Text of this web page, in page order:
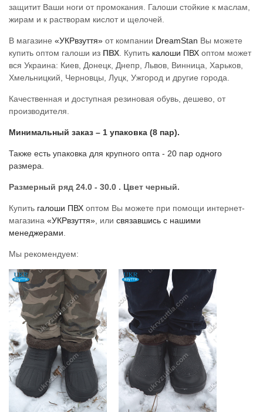
защитит Ваши ноги от промокания. Галоши стойкие к маслам,
жирам и к растворам кислот и щелочей.
В магазине «УКРвзуття» от компании DreamStan Вы можете
купить оптом галоши из ПВХ . Купить калоши ПВХ оптом может
вся Украина: Киев, Донецк, Днепр, Львов, Винница, Харьков,
Хмельницкий, Черновцы, Луцк, Ужгород и другие города.
Качественная и доступная резиновая обувь, дешево, от
производителя.
Минимальный заказ – 1 упаковка (8 пар).
Также есть упаковка для крупного опта - 20 пар одного
размера.
Размерный ряд 24.0 - 30.0 . Цвет черный.
Купить галоши ПВХ оптом Вы можете при помощи интернет-
магазина «УКРвзуття» , или связавшись с нашими
менеджерами
Мы рекомендуем: